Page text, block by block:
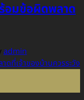
อมข้อผิดพลาด
admin